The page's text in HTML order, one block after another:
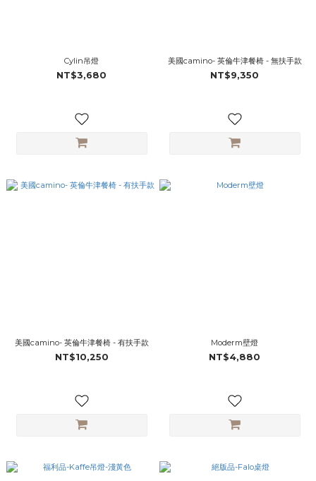
Cylin吊燈
NT$3,680
美國camino- 英倫牛津餐椅 - 無扶手款
NT$9,350
美國camino- 英倫牛津餐椅 - 有扶手款
NT$10,250
Moderm壁燈
NT$4,880